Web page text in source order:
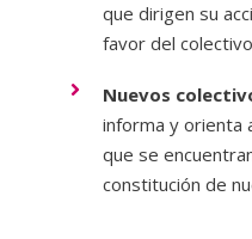
que dirigen su
favor del
Nuevos
informa y orienta
que se
constitución de